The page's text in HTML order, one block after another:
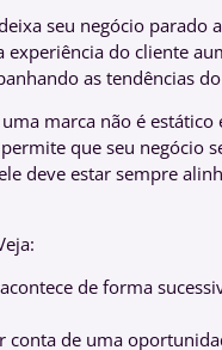
seu negócio parado
do cliente
as tendências
marca não é
que seu negócio
deve estar sempre
de forma
conta de uma